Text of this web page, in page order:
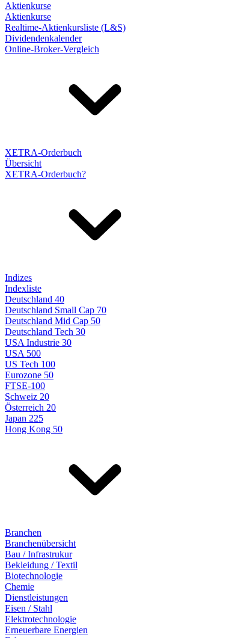
Aktienkurse
Aktienkurse
Realtime-Aktienkursliste (L&S)
Dividendenkalender
Online-Broker-Vergleich
XETRA-Orderbuch
Übersicht
XETRA-Orderbuch?
Indizes
Indexliste
Deutschland 40
Deutschland Small Cap 70
Deutschland Mid Cap 50
Deutschland Tech 30
USA Industrie 30
USA 500
US Tech 100
Eurozone 50
FTSE-100
Schweiz 20
Österreich 20
Japan 225
Hong Kong 50
Branchen
Branchenübersicht
Bau / Infrastrukur
Bekleidung / Textil
Biotechnologie
Chemie
Dienstleistungen
Eisen / Stahl
Elektrotechnologie
Erneuerbare Energien